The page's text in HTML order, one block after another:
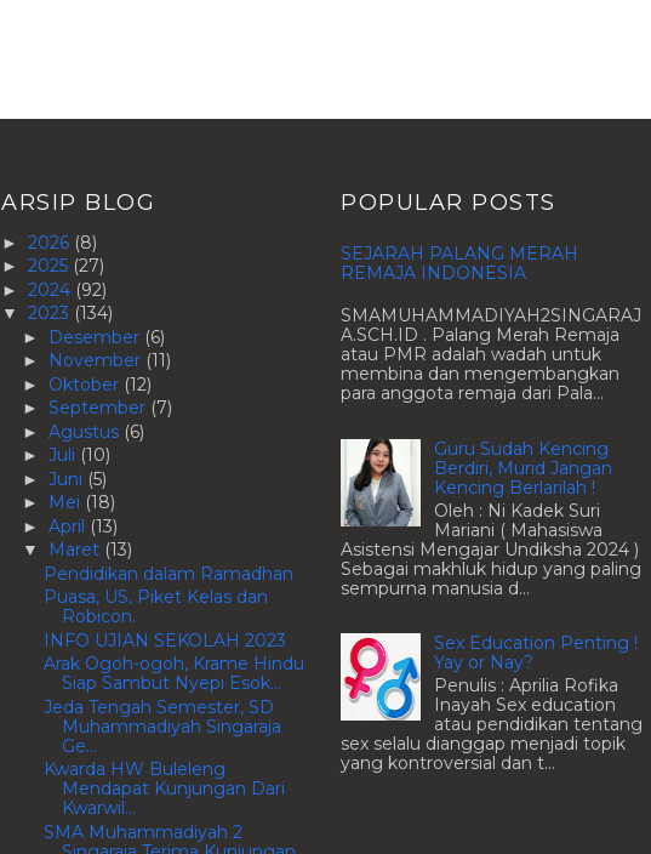
ARSIP BLOG
► 2026 (8)
► 2025 (27)
► 2024 (92)
▼ 2023 (134)
► Desember (6)
► November (11)
► Oktober (12)
► September (7)
► Agustus (6)
► Juli (10)
► Juni (5)
► Mei (18)
► April (13)
▼ Maret (13)
Pendidikan dalam Ramadhan
Puasa, US, Piket Kelas dan
Robicon.
INFO UJIAN SEKOLAH 2023
Arak Ogoh-ogoh, Krame Hindu
Siap Sambut Nyepi Esok...
Jeda Tengah Semester, SD
Muhammadiyah Singaraja
Ge...
Kwarda HW Buleleng
Mendapat Kunjungan Dari
Kwarwil...
SMA Muhammadiyah 2
POPULAR POSTS
SEJARAH PALANG MERAH
REMAJA INDONESIA
SMAMUHAMMADIYAH2SINGARAJ
A.SCH.ID . Palang Merah Remaja
atau PMR adalah wadah untuk
membina dan mengembangkan
para anggota remaja dari Pala...
Guru Sudah Kencing
Berdiri, Murid Jangan
Kencing Berlarilah !
Oleh : Ni Kadek Suri
Mariani ( Mahasiswa
Asistensi Mengajar Undiksha 2024 )
Sebagai makhluk hidup yang paling
sempurna manusia d...
Sex Education Penting !
Yay or Nay?
Penulis : Aprilia Rofika
Inayah Sex education
atau pendidikan tentang
sex selalu dianggap menjadi topik
yang kontroversial dan t...